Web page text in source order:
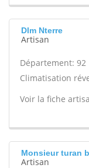
Dlm Nterre
Artisan
Département: 92
Climatisation
Voir la fiche
Monsieur turan
Artisan